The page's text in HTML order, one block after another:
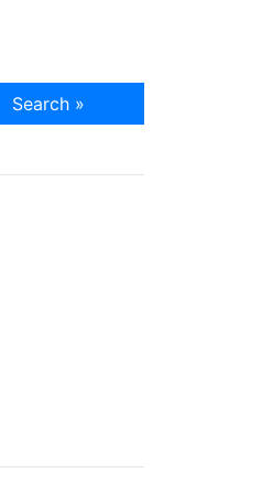
Search »